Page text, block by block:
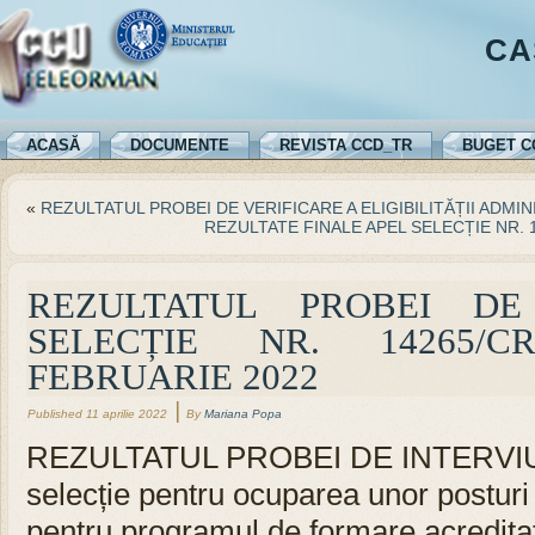
ACASĂ DOCUMENTE REVISTA CCD_TR BUGET
« REZULTATUL PROBEI DE VERIFICARE A ELIGIBILITĂȚII
REZULTATE FINALE APEL SELECȚIE
REZULTATUL PROBEI
SELECȚIE NR. 14265/
FEBRUARIE 2022
Published 11 aprilie 2022 By Mariana Popa
REZULTATUL PROBEI DE
selecție pentru ocuparea unor